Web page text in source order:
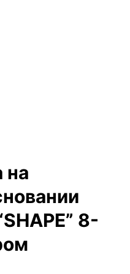
на
8-